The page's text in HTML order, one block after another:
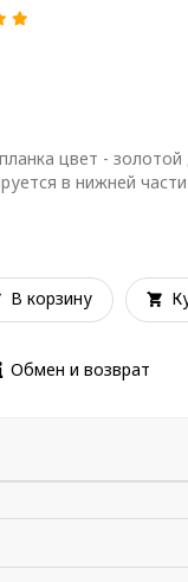
цвет -
в нижней
В корзину
Обмен и возврат